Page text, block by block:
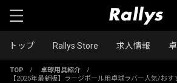
トップ Rallys Store 求人情報
TOP / 卓球用具紹介
/
【2025年最新版】ラージボール用卓球ラバー人気/おす